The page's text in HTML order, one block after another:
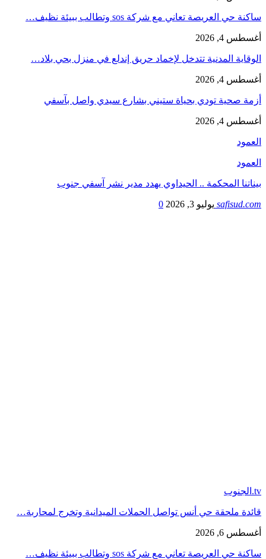
ساكنة حي العريصة تعاني مع شركة sos وتطالب ببيئة نظيف…
أغسطس 4, 2026
الوقاية المدنية تتدخل لإخماد حريق إندلع في منزل بحي بلاد…
أغسطس 4, 2026
أزمة صحية ‎تودي بحياة ستيني بشارع سيدي واصل بآسفي
أغسطس 4, 2026
العمود
العمود
بيناتنا المحكمة .. الحيداوي يهدد مدير نشر آسفي جنوب
safisud.com يوليو 3, 2026 0
tv.الجنوب
قائدة ملحقة حي أنس تواصل الحملات الميدانية وتخرج لمحاربة…
أغسطس 6, 2026
ساكنة حي العريصة تعاني مع شركة sos وتطالب ببيئة نظيف…